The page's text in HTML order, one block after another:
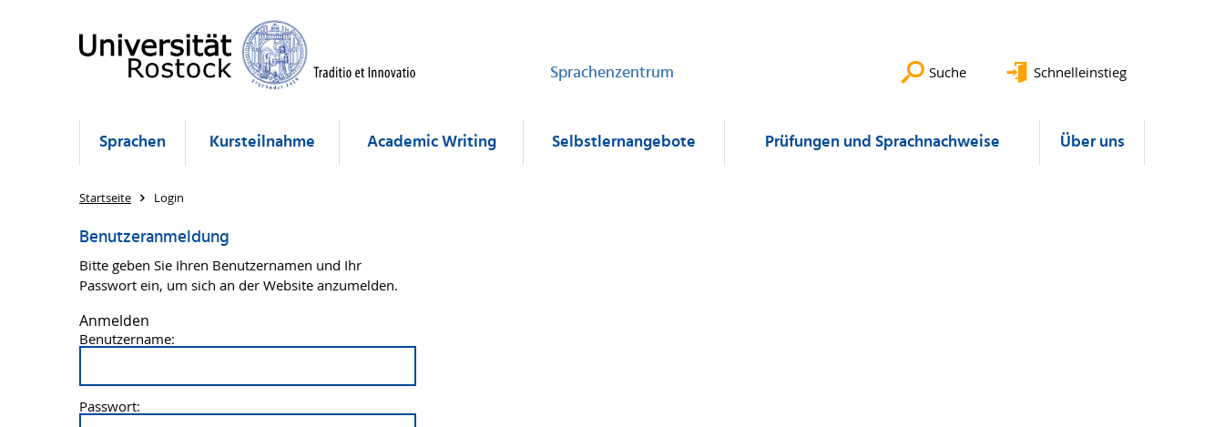
Sprachenzentrum Suche Schnelleinstieg
Sprachen Kursteilnahme Academic Writing Selbstlernangebote Prüfungen und Sprachnachweise Über uns
Startseite Login
Benutzeranmeldung
Bitte geben Sie Ihren Benutzernamen und Ihr
Passwort ein, um sich an der Website anzumelden.
Anmelden
Benutzername:
Passwort: